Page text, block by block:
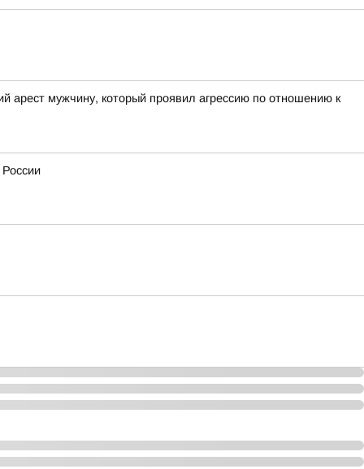
арест мужчину, который проявил агрессию по отношению к